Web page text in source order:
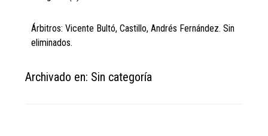
Árbitros: Vicente Bultó, Castillo, Andrés Fernández. Sin
eliminados.
Archivado en: Sin categoría